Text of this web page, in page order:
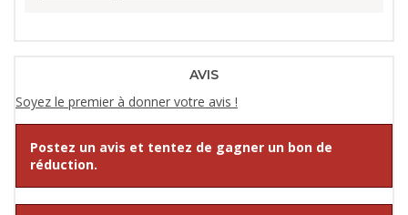
AVIS
Soyez le premier à donner votre avis !
Postez un avis et tentez de gagner un bon de
réduction.